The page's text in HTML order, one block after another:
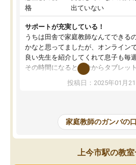
格
出ていない
サポートが充実している！
うちは田舎で家庭教師なんてできる
かなと思ってましたが、オンライン
良い先生を紹介してくれて息子も毎
その時間になると自分からタブレット
を開いてzoomを繋げるようになりま
た！5科目なんでもOKなのもとても気
めて1年ほどだった今では平均点以上
科目が増えてきました！あと1年受験
であるので無料の週末教室を使用し
がら頑張って欲しいと思います！
投稿日：2025年01月21
家庭教師のガンバの
上今市駅の教